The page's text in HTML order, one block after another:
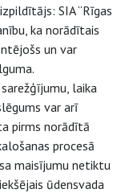
SIA “Rīgas
ka norādītais
un var
laika
var arī
pirms norādītā
procesā
maisījumu netiktu
ūdensvada